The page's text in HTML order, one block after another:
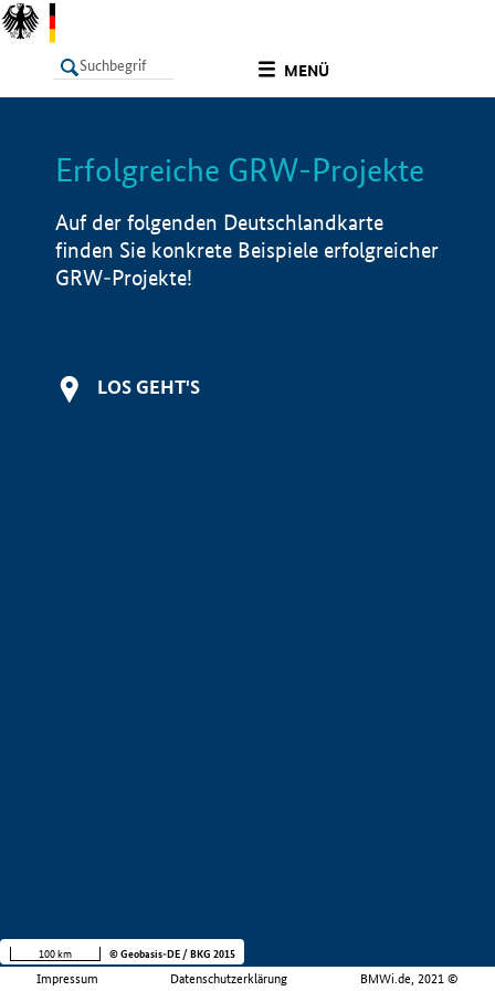
MENÜ
LISTE Info
Erfolgreiche GRW-Projekte
Auf der folgenden Deutschlandkarte
finden Sie konkrete Beispiele erfolgreicher
GRW-Projekte!
LOS GEHT'S
Impressum Datenschutzerklärung BMWi.de, 2021 ©
100 km © Geobasis-DE / BKG 2015